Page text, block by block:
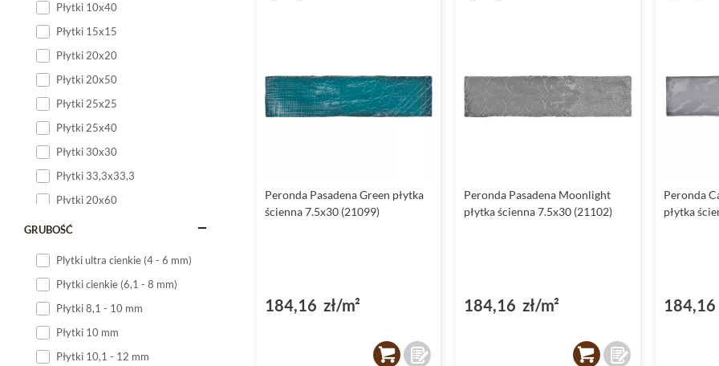
Płytki 10x40
Płytki 15x15
Płytki 20x20
Płytki 20x50
Płytki 25x25
Płytki 25x40
Płytki 30x30
Płytki 33,3x33,3
Płytki 20x60
Płytki 20x120
GRUBOŚĆ
Plytki ultra cienkie (4 - 6 mm)
Płytki cienkie (6,1 - 8 mm)
Płytki 8,1 - 10 mm
Płytki 10 mm
Płytki 10,1 - 12 mm
Peronda Pasadena Green płytka
ścienna 7.5x30 (21099)
184,16 zł/m²
Peronda Pasadena Moonlight
płytka ścienna 7.5x30 (21102)
184,16 zł/m²
Peronda
płytka
184,16